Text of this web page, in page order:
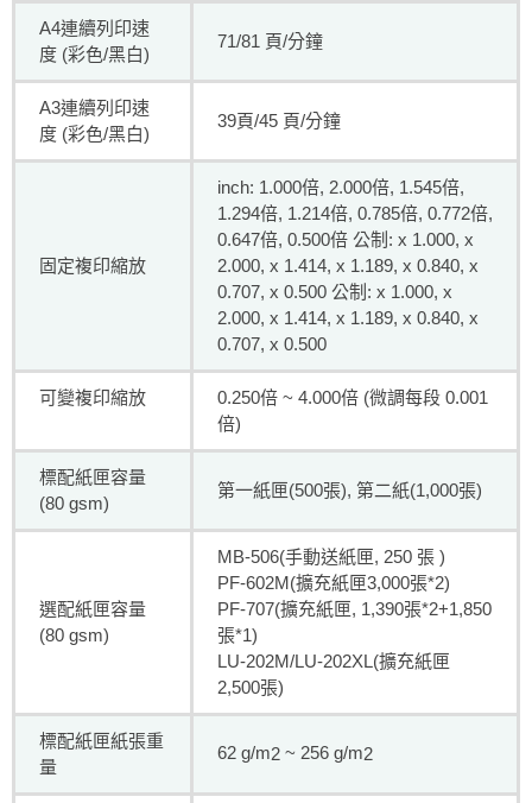
A4連續列印速
度 (彩色/黑白)
71/81 頁/分鐘
A3連續列印速
度 (彩色/黑白)
39頁/45 頁/分鐘
固定複印縮放
inch: 1.000倍, 2.000倍, 1.545倍,
1.294倍, 1.214倍, 0.785倍, 0.772倍,
0.647倍, 0.500倍 公制: x 1.000, x
2.000, x 1.414, x 1.189, x 0.840, x
0.707, x 0.500 公制: x 1.000, x
2.000, x 1.414, x 1.189, x 0.840, x
0.707, x 0.500
可變複印縮放
0.250倍 ~ 4.000倍 (微調每段 0.001
倍)
標配紙匣容量
(80 gsm)
第一紙匣(500張), 第二紙(1,000張)
選配紙匣容量
(80 gsm)
MB-506(手動送紙匣, 250 張 )
PF-602M(擴充紙匣3,000張*2)
PF-707(擴充紙匣, 1,390張*2+1,850
張*1)
LU-202M/LU-202XL(擴充紙匣
2,500張)
標配紙匣紙張重
量
62 g/m2 ~ 256 g/m2